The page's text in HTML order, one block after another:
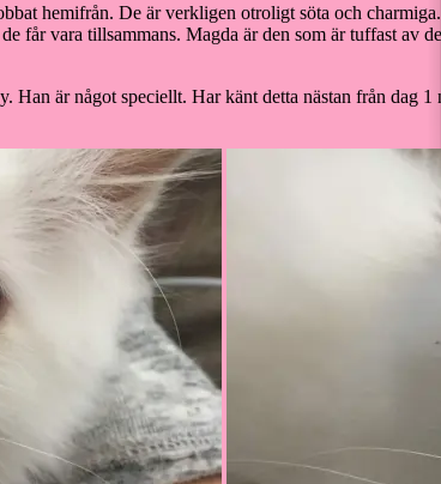
hemifrån. De är verkligen otroligt söta och
får vara tillsammans. Magda är den som är tuffast
Han är något speciellt. Har känt detta nästan från dag